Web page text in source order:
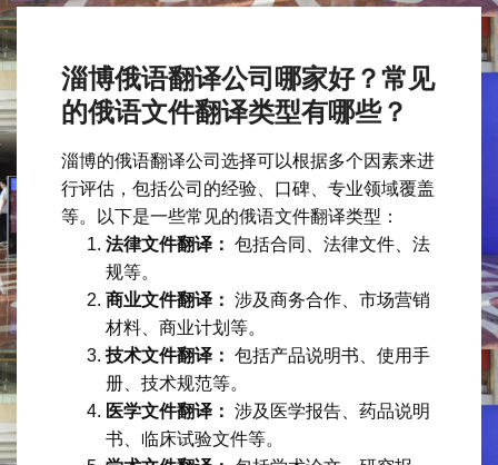
淄博俄语翻译公司哪家好？常见
的俄语文件翻译类型有哪些？
淄博的俄语翻译公司选择可以根据多个因素来进
行评估，包括公司的经验、口碑、专业领域覆盖
等。以下是一些常见的俄语文件翻译类型：
法律文件翻译： 包括合同、法律文件、法
规等。
商业文件翻译： 涉及商务合作、市场营销
材料、商业计划等。
技术文件翻译： 包括产品说明书、使用手
册、技术规范等。
医学文件翻译： 涉及医学报告、药品说明
书、临床试验文件等。